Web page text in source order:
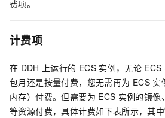
费项。
计费项
在 DDH 上运行的 ECS 实例，无论 ECS
包月还是按量付费，您无需再为 ECS 实
内存）付费。但需要为 ECS 实例的镜像
等资源付费，具体计费如下表所示，其中